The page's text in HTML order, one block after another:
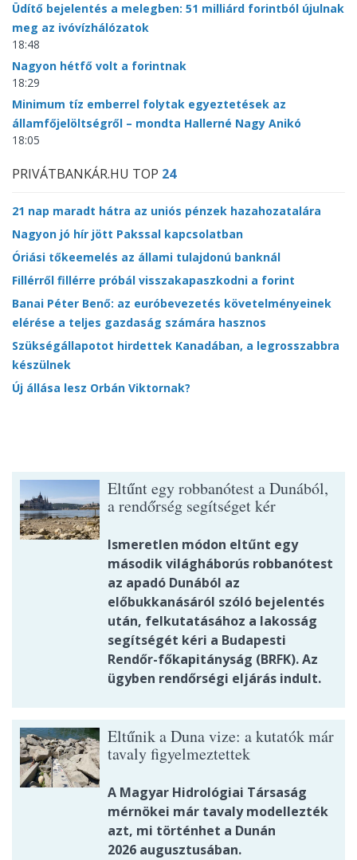
Üdítő bejelentés a melegben: 51 milliárd forintból újulnak
meg az ivóvízhálózatok
18:48
Nagyon hétfő volt a forintnak
18:29
Minimum tíz emberrel folytak egyeztetések az
államfőjelöltségről – mondta Hallerné Nagy Anikó
18:05
PRIVÁTBANKÁR.HU TOP 24
21 nap maradt hátra az uniós pénzek hazahozatalára
Nagyon jó hír jött Pakssal kapcsolatban
Óriási tőkeemelés az állami tulajdonú banknál
Fillérről fillérre próbál visszakapaszkodni a forint
Banai Péter Benő: az euróbevezetés követelményeinek
elérése a teljes gazdaság számára hasznos
Szükségállapotot hirdettek Kanadában, a legrosszabbra
készülnek
Új állása lesz Orbán Viktornak?
Eltűnt egy robbanótest a Dunából,
a rendőrség segítséget kér
Ismeretlen módon eltűnt egy
második világháborús robbanótest
az apadó Dunából az
előbukkanásáról szóló bejelentés
után, felkutatásához a lakosság
segítségét kéri a Budapesti
Rendőr-főkapitányság (BRFK). Az
ügyben rendőrségi eljárás indult.
Eltűnik a Duna vize: a kutatók már
tavaly figyelmeztettek
A Magyar Hidrológiai Társaság
mérnökei már tavaly modellezték
azt, mi történhet a Dunán
2026 augusztusában.